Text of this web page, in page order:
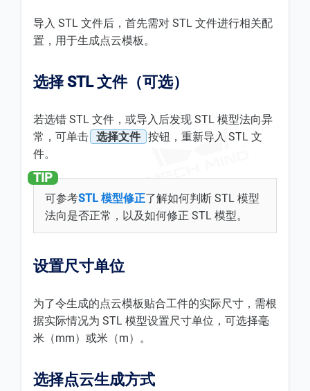
导入 STL 文件后，首先需对 STL 文件进行相关配
置，用于生成点云模板。
选择 STL 文件（可选）
若选错 STL 文件，或导入后发现 STL 模型法向异
常，可单击 选择文件 按钮，重新导入 STL 文
件。
可参考STL 模型修正了解如何判断 STL 模型
法向是否正常，以及如何修正 STL 模型。
设置尺寸单位
为了令生成的点云模板贴合工件的实际尺寸，需根
据实际情况为 STL 模型设置尺寸单位，可选择毫
米（mm）或米（m）。
选择点云生成方式